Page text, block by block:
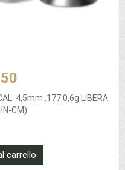
4,5mm .177 0,6g LIBERA
CM)
carrello